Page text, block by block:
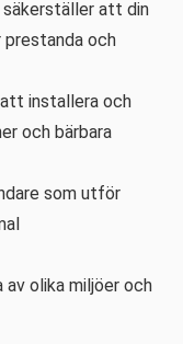
säkerställer att din
och
installera och
och bärbara
som utför
olika miljöer och